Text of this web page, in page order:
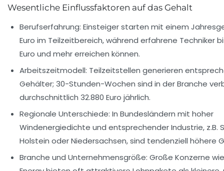
Wesentliche Einflussfaktoren auf das Gehalt
Berufserfahrung: Einsteiger starten mit einem
Euro im Teilzeitbereich, während erfahrene Techniker
Euro und mehr erreichen können.
Arbeitszeitmodell: Teilzeitstellen generieren
Gehälter; 30-Stunden-Wochen sind in der Branche
durchschnittlich 32.880 Euro jährlich.
Regionale Unterschiede: In Bundesländern mit hoher
Windenergiedichte und entsprechender Industrie, z.B.
Holstein oder Niedersachsen, sind tendenziell höhere
Branche und Unternehmensgröße: Große Konzerne